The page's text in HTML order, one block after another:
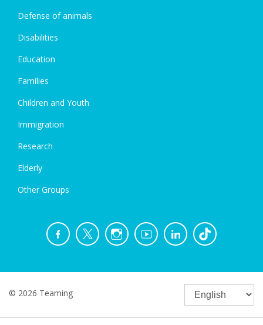
Defense of animals
Disabilities
Education
Families
Children and Youth
Immigration
Research
Elderly
Other Groups
© 2026 Teaming